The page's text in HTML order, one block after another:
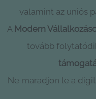
valamint az uniós
A Modern
tovább
Ne maradjon le a